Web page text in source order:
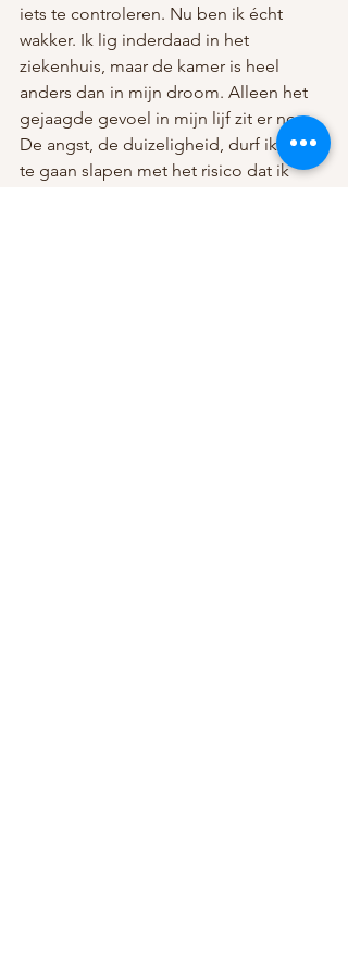
iets te controleren. Nu ben ik écht
wakker. Ik lig inderdaad in het
ziekenhuis, maar de kamer is heel
anders dan in mijn droom. Alleen het
gejaagde gevoel in mijn lijf zit er nog.
De angst, de duizeligheid, durf ik weer
te gaan slapen met het risico dat ik